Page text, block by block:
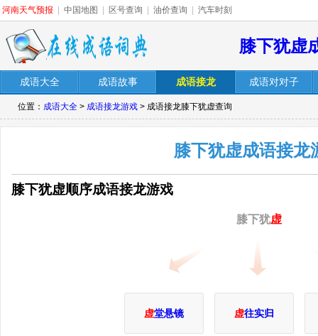
河南天气预报 中国地图 区号查询 油价查询 汽车时刻
膝下犹虚
成语大全 成语故事 成语接龙 成语对对子
位置： 成语大全 > 成语接龙游戏 > 成语接龙膝下犹虚查询
膝下犹虚成语接龙
膝下犹虚顺序成语接龙游戏
膝下犹虚
虚堂悬镜 虚往实归